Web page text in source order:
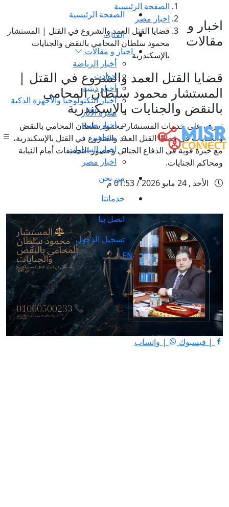
الصفحة الرئيسية
الفئات
اخبار و مقالات
أخبار الرياضة
حوادث
أخبار دينية
أخبار التكنولوجيا والأجهزة الذكية
نشرة الآثار
اخبار طبية
مشاهير
اخبار السيارات
اخبار مصر
من نحن
خدماتنا
اتصل بنا
تسجيل الدخول
EN
اخبار و
مقالات
الصفحة الرئيسية
اخبار مصر
قضايا القتل العمد والشروع في القتل | المستشار
محمود سلطان المحامي بالنقض والجنايات
بالإسكندرية
قضايا القتل العمد والشروع في القتل |
المستشار محمود سلطان المحامي
بالنقض والجنايات بالإسكندرية
تعرف على خدمات المستشار محمود سلطان المحامي بالنقض
والجنايات في قضايا القتل العمد والشروع في القتل بالإسكندرية،
مع خبرة قوية في الدفاع الجنائي وحضور التحقيقات أمام النيابة
ومحاكم الجنايات.
الأحد , 24 مايو 2026 / 01:53 م
| فيسبوك | واتساب